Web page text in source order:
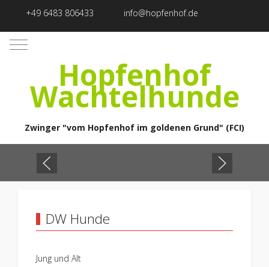
+49 6483 806433 info@hopfenhof.de
Mobile Menu Toggle
Hopfenhof
Wachtelhunde
Zwinger "vom Hopfenhof im goldenen Grund" (FCI)
DW Hunde
Jung und Alt